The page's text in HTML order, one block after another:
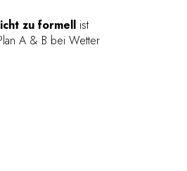
zu formell ist
A & B bei Wetter